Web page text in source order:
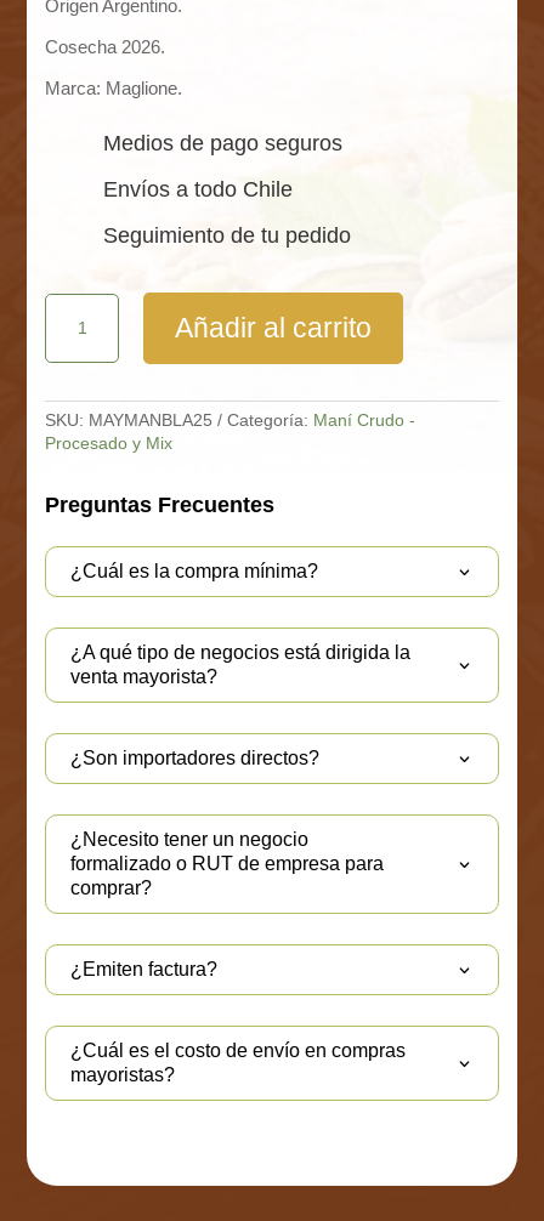
Origen Argentino.
Cosecha 2026.
Marca: Maglione.
Medios de pago seguros
Envíos a todo Chile
Seguimiento de tu pedido
Mani
Blancheado
25
Kg
cantidad
Añadir al carrito
SKU: MAYMANBLA25 Categoría: Maní Crudo -
Procesado y Mix
Preguntas Frecuentes
¿Cuál es la compra mínima?
¿A qué tipo de negocios está dirigida la
venta mayorista?
¿Son importadores directos?
¿Necesito tener un negocio
formalizado o RUT de empresa para
comprar?
¿Emiten factura?
¿Cuál es el costo de envío en compras
mayoristas?